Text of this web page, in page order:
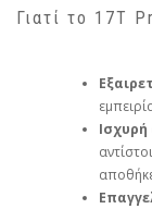
Γιατί το 17T